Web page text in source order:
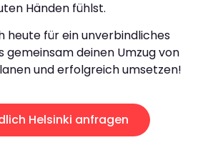
Händen fühlst.
heute für ein unverbindliches
gemeinsam deinen Umzug von
und erfolgreich umsetzen!
Helsinki anfragen